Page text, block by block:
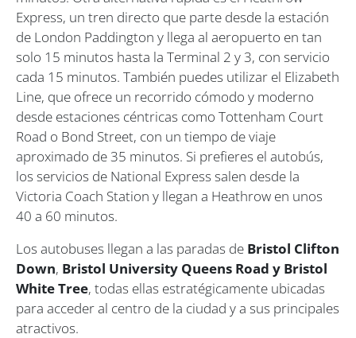
Express, un tren directo que parte desde la estación
de London Paddington y llega al aeropuerto en tan
solo 15 minutos hasta la Terminal 2 y 3, con servicio
cada 15 minutos. También puedes utilizar el Elizabeth
Line, que ofrece un recorrido cómodo y moderno
desde estaciones céntricas como Tottenham Court
Road o Bond Street, con un tiempo de viaje
aproximado de 35 minutos. Si prefieres el autobús,
los servicios de National Express salen desde la
Victoria Coach Station y llegan a Heathrow en unos
40 a 60 minutos.
Los autobuses llegan a las paradas de Bristol Clifton
Down, Bristol University Queens Road y Bristol
White Tree, todas ellas estratégicamente ubicadas
para acceder al centro de la ciudad y a sus principales
atractivos.